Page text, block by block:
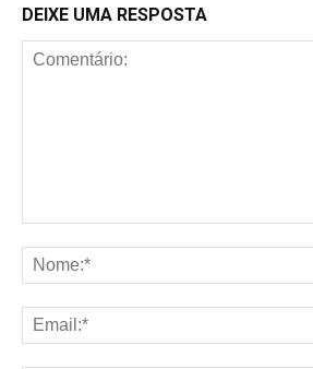
DEIXE UMA RESPOSTA